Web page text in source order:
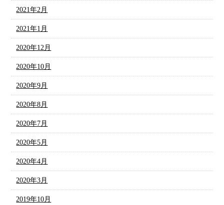
2021年2月
2021年1月
2020年12月
2020年10月
2020年9月
2020年8月
2020年7月
2020年5月
2020年4月
2020年3月
2019年10月